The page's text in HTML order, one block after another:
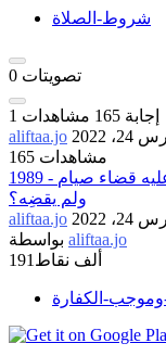
شروط-الصلاة
0 تصويتات
1 إجابة 165 مشاهدات
aliftaa.jo
2022
165 مشاهدات
1989 - ماذا يجب على المريض العاجز عن الصيام وعليه قضاء صيام
ولم يقضِه؟
aliftaa.jo
2022
aliftaa.jo
191ألف نقاط
وموجب-الكفارة